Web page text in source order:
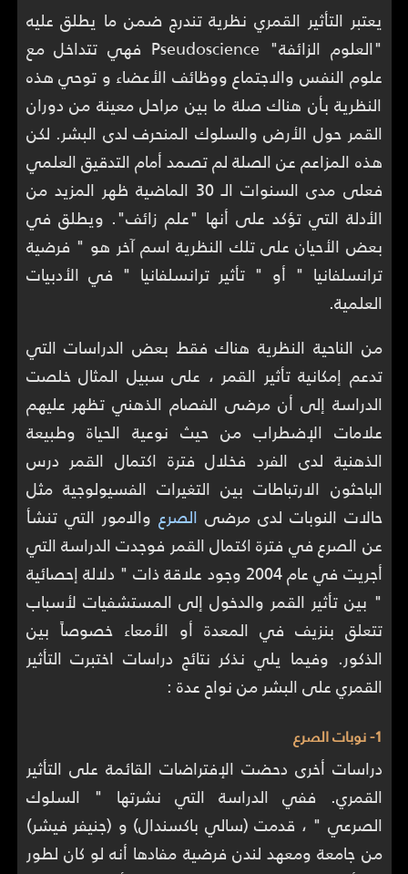
يعتبر التأثير القمري نظرية تندرج ضمن ما يطلق عليه
"العلوم الزائفة" Pseudoscience فهي تتداخل مع
علوم النفس والاجتماع ووظائف الأعضاء و توحي هذه
النظرية بأن هناك صلة ما بين مراحل معينة من دوران
القمر حول الأرض والسلوك المنحرف لدى البشر. لكن
هذه المزاعم عن الصلة لم تصمد أمام التدقيق العلمي
فعلى مدى السنوات الـ 30 الماضية ظهر المزيد من
الأدلة التي تؤكد على أنها "علم زائف". ويطلق في
بعض الأحيان على تلك النظرية اسم آخر هو " فرضية
ترانسلفانيا " أو " تأثير ترانسلفانيا " في الأدبيات
العلمية.
من الناحية النظرية هناك فقط بعض الدراسات التي
تدعم إمكانية تأثير القمر ، على سبيل المثال خلصت
الدراسة إلى أن مرضى الفصام الذهني تظهر عليهم
علامات الإضطراب من حيث نوعية الحياة وطبيعة
الذهنية لدى الفرد فخلال فترة اكتمال القمر درس
الباحثون الارتباطات بين التغيرات الفسيولوجية مثل
حالات النوبات لدى مرضى الصرع والامور التي تنشأ
عن الصرع في فترة اكتمال القمر فوجدت الدراسة التي
أجريت في عام 2004 وجود علاقة ذات " دلالة إحصائية
" بين تأثير القمر والدخول إلى المستشفيات لأسباب
تتعلق بنزيف في المعدة أو الأمعاء خصوصاً بين
الذكور. وفيما يلي نذكر نتائج دراسات اختبرت التأثير
القمري على البشر من نواح عدة :
1- نوبات الصرع
دراسات أخرى دحضت الإفتراضات القائمة على التأثير
القمري. ففي الدراسة التي نشرتها " السلوك
الصرعي " ، قدمت (سالي باكسندال) و (جنيفر فيشر)
من جامعة ومعهد لندن فرضية مفادها أنه لو كان لطور